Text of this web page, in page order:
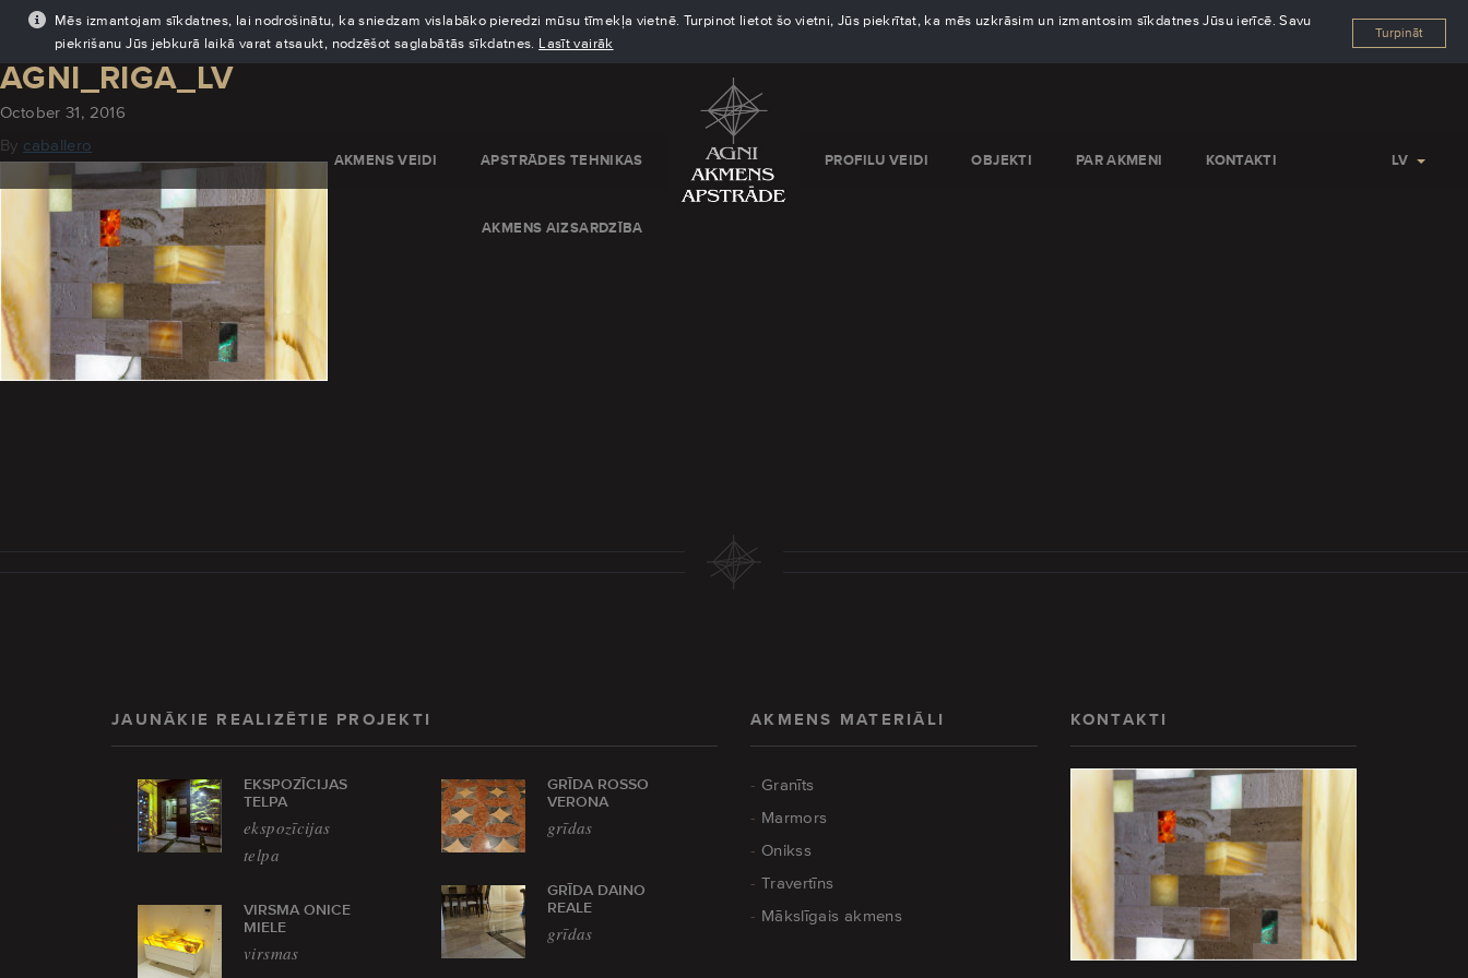
Mēs izmantojam sīkdatnes, lai nodrošinātu, ka sniedzam vislabāko pieredzi mūsu tīmekļa vietnē. Turpinot lietot šo vietni, Jūs piekrītat, ka mēs uzkrāsim un izmantosim sīkdatnes Jūsu ierīcē. Savu
piekrišanu Jūs jebkurā laikā varat atsaukt, nodzēšot saglabātās sīkdatnes. Lasīt vairāk
Turpināt
AKMENS VEIDI APSTRĀDES TEHNIKAS
AKMENS AIZSARDZĪBA
PROFILU VEIDI OBJEKTI PAR AKMENI KONTAKTI LV
AGNI_RIGA_LV
October 31, 2016
By caballero
JAUNĀKIE REALIZĒTIE PROJEKTI
EKSPOZĪCIJAS
TELPA
ekspozīcijas
telpa
VIRSMA ONICE
MIELE
virsmas
GRĪDA ROSSO
VERONA
grīdas
GRĪDA DAINO
REALE
grīdas
AKMENS MATERIĀLI
Granīts
Marmors
Onikss
Travertīns
Mākslīgais akmens
KONTAKTI